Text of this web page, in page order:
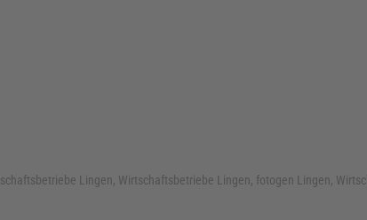
Lingen, Wirtschaftsbetriebe Lingen, fotogen Lingen,